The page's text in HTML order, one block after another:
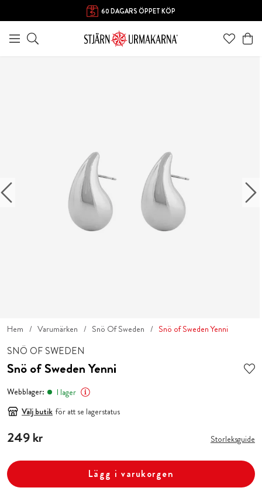
60 DAGARS ÖPPET KÖP
FRI FRAKT ÖVER 1000 KR
Hem Varumärken Snö Of Sweden Snö of Sweden Yenni
SNÖ OF SWEDEN
Snö of Sweden Yenni
Webblager:
I lager
Välj butik för att se lagerstatus
Pris :249 kr
249 kr Storleksguide
Lägg i varukorgen